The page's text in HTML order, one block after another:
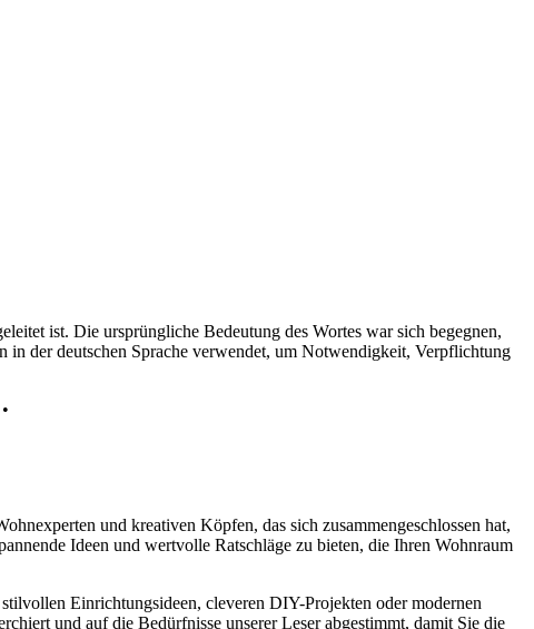
ist. Die ursprüngliche Bedeutung des Wortes war sich begegnen,
in der deutschen Sprache verwendet, um Notwendigkeit, Verpflichtung
•
und kreativen Köpfen, das sich zusammengeschlossen hat,
Ideen und wertvolle Ratschläge zu bieten, die Ihren Wohnraum
Einrichtungsideen, cleveren DIY-Projekten oder modernen
und auf die Bedürfnisse unserer Leser abgestimmt, damit Sie die